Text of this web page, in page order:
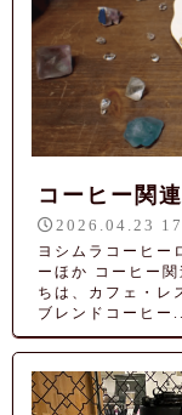
コーヒー関
2026.04.23
ヨシムラコーヒー
ーほか コーヒー
ちは、カフェ・レ
ブレンドコーヒー...